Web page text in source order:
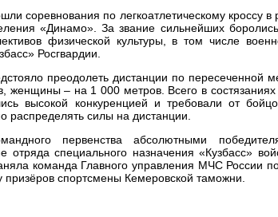
соревнования по легкоатлетическому кроссу в
«Динамо». За звание сильнейших
физической культуры, в том числе
Росгвардии.
преодолеть дистанции по пересеченной
женщины – на 1 000 метров. Всего в состязаниях
высокой конкуренцией и требовали от
распределять силы на дистанции.
первенства абсолютными
отряда специального назначения «Кузбасс»
команда Главного управления МЧС России
призёров спортсмены Кемеровской таможни.